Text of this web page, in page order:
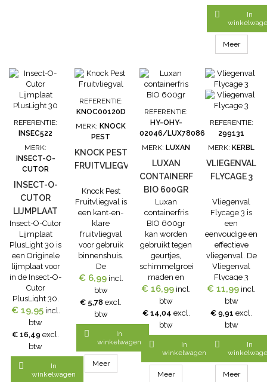
en drupt niet.
Lijmplaten
minstens
iedere 3
maanden of
vol/vervuild
zijn
vervangen.
à 6
stuks Formaat54
x 30,5 cm

In
Meer
REFERENTIE:
INSEC522
MERK:
INSECT-O-
CUTOR
INSECT-O-
CUTOR
LIJMPLAAT
PLUSLIGHT
30
Insect-O-Cutor
Lijmplaat
PlusLight 30 is
een Originele
lijmplaat voor
in de Insect-O-
Cutor
PlusLight 30.
De speciale
lijm behoudt
lang zijn
werking en
Lijmplaten
minstens
€ 19,95 incl.
btw
€ 16,49 excl.
btw

In
winkelwagen
REFERENTIE:
KNOC00120D
MERK:KNOCK
PEST
KNOCK PEST
FRUITVLIEGVAL
Knock Pest
Fruitvliegval is
een kant-en-
klare
fruitvliegval
voor gebruik
binnenshuis.
De
fruitvliegval is
100% gifvrij.
Plus- en
minpunten
onweerstaanbare
ingrediënten
voor een
optimale
€ 6,99 incl.
btw
€ 5,78 excl.
btw

In
winkelwagen
Meer
REFERENTIE:
HY-OHY-
02046/LUX78086
MERK:LUXAN
LUXAN
CONTAINERFRIS
BIO 600GR
Luxan
containerfris
BIO 600gr
kan worden
gebruikt tegen
geurtjes,
schimmelgroei,
maden en
ander
ongedierte in
compost en
gft-afval
containerfris
BIO 600gr is
een strooibare
€ 16,99 incl.
btw
€ 14,04 excl.
btw

In
winkelwagen
Meer
REFERENTIE:
299131
MERK:KERBL
VLIEGENVAL
FLYCAGE 3
Vliegenval
Flycage 3 is
een
eenvoudige en
effectieve
vliegenval. De
Vliegenval
Flycage 3
wordt inclusief
lokmiddel
geleverd, en is
geschikt voor
tot 100m2.
*mechanische
€ 11,99 incl.
btw
€ 9,91 excl.
btw

In
Meer